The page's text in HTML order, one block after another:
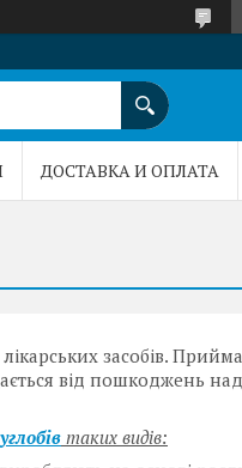
ДОСТАВКА И ОПЛАТА
засобів.
від пошкоджень
таких видів: